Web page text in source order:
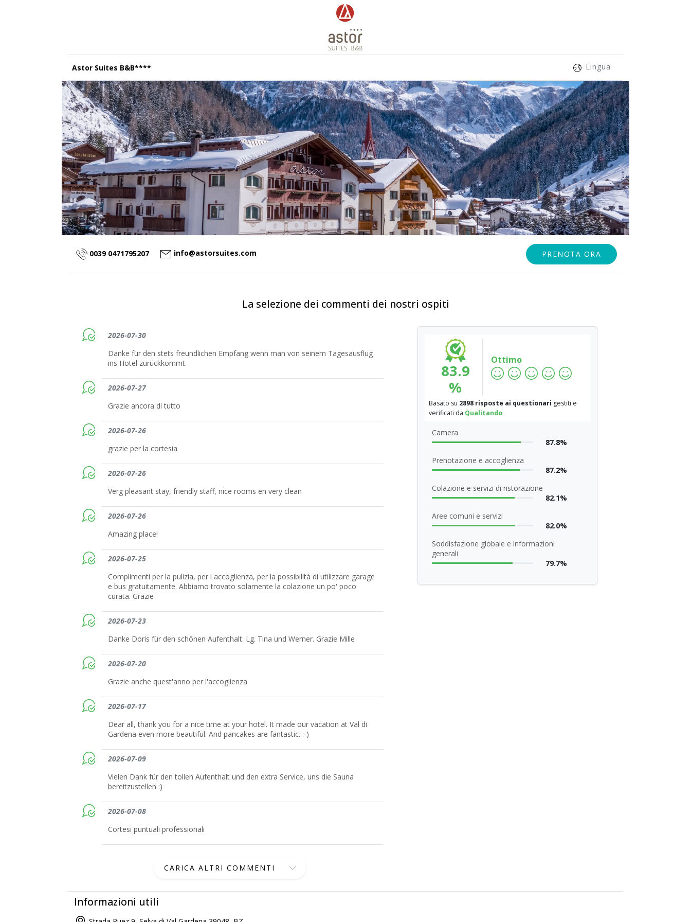
Astor Suites B&B**** Lingua
0039 0471795207 info@astorsuites.com PRENOTA ORA
La selezione dei commenti dei nostri ospiti
2026-07-30
Danke für den stets freundlichen Empfang wenn man von seinem Tagesausflug
ins Hotel zurückkommt.
2026-07-27
Grazie ancora di tutto
2026-07-26
grazie per la cortesia
2026-07-26
Verg pleasant stay, friendly staff, nice rooms en very clean
2026-07-26
Amazing place!
2026-07-25
Complimenti per la pulizia, per l accoglienza, per la possibilità di utilizzare garage
e bus gratuitamente. Abbiamo trovato solamente la colazione un po' poco
curata. Grazie
2026-07-23
Danke Doris für den schönen Aufenthalt. Lg. Tina und Werner. Grazie Mille
2026-07-20
Grazie anche quest'anno per l'accoglienza
2026-07-17
Dear all, thank you for a nice time at your hotel. It made our vacation at Val di
Gardena even more beautiful. And pancakes are fantastic. :-)
2026-07-09
Vielen Dank für den tollen Aufenthalt und den extra Service, uns die Sauna
bereitzustellen :)
2026-07-08
Cortesi puntuali professionali
CARICA ALTRI COMMENTI
83.9
%
Ottimo
Basato su 2898 risposte ai questionari gestiti e
verificati da Qualitando
Camera
87.8%
Prenotazione e accoglienza
87.2%
Colazione e servizi di ristorazione
82.1%
Aree comuni e servizi
82.0%
Soddisfazione globale e informazioni
generali
79.7%
Informazioni utili